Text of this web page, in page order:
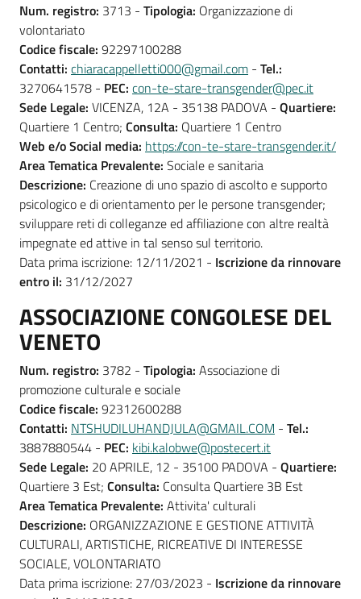
Num. registro: 3713 - Tipologia: Organizzazione di
volontariato
Codice fiscale: 92297100288
Contatti: chiaracappelletti000@gmail.com - Tel.:
3270641578 - PEC: con-te-stare-transgender@pec.it
Sede Legale: VICENZA, 12A - 35138 PADOVA - Quartiere:
Quartiere 1 Centro; Consulta: Quartiere 1 Centro
Web e/o Social media: https://con-te-stare-transgender.it/
Area Tematica Prevalente: Sociale e sanitaria
Descrizione: Creazione di uno spazio di ascolto e supporto
psicologico e di orientamento per le persone transgender;
sviluppare reti di colleganze ed affiliazione con altre realtà
impegnate ed attive in tal senso sul territorio.
Data prima iscrizione: 12/11/2021 - Iscrizione da rinnovare
entro il: 31/12/2027
ASSOCIAZIONE CONGOLESE DEL
VENETO
Num. registro: 3782 - Tipologia: Associazione di
promozione culturale e sociale
Codice fiscale: 92312600288
Contatti: NTSHUDILUHANDJULA@GMAIL.COM - Tel.:
3887880544 - PEC: kibi.kalobwe@postecert.it
Sede Legale: 20 APRILE, 12 - 35100 PADOVA - Quartiere:
Quartiere 3 Est; Consulta: Consulta Quartiere 3B Est
Area Tematica Prevalente: Attivita' culturali
Descrizione: ORGANIZZAZIONE E GESTIONE ATTIVITÀ
CULTURALI, ARTISTICHE, RICREATIVE DI INTERESSE
SOCIALE, VOLONTARIATO
Data prima iscrizione: 27/03/2023 - Iscrizione da rinnovare